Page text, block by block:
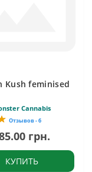
Kush feminised
Cannabis
Отзывов - 6
грн.
КУПИТЬ